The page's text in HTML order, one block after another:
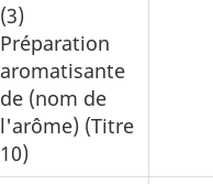
(3)
Préparation
aromatisante
de (nom de
l'arôme) (Titre
10)